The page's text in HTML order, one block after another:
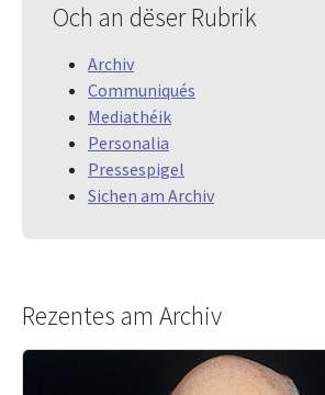
Och an dëser Rubrik
Archiv
Communiqués
Mediathéik
Personalia
Pressespigel
Sichen am Archiv
Rezentes am Archiv